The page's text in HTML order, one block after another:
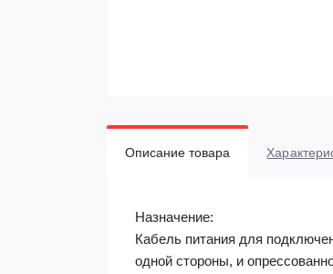
Описание товара
Назначение:
Кабель питания для
одной стороны, и